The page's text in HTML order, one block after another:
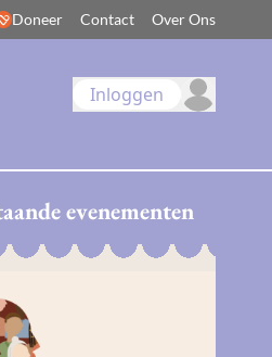
Doneer Contact Over Ons
Inloggen
evenementen